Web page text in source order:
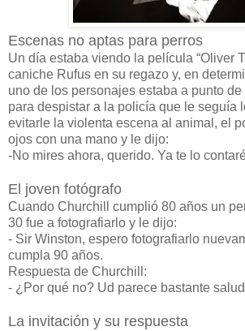
Escenas no aptas para perros
Un día estaba viendo la película “Oliver
caniche Rufus en su regazo y, en
uno de los personajes estaba a punto
para despistar a la policía que le seguía
evitarle la violenta escena al animal, el
ojos con una mano y le dijo:
-No mires ahora, querido. Ya te lo
El joven fotógrafo
Cuando Churchill cumplió 80 años un
30 fue a fotografiarlo y le dijo:
- Sir Winston, espero fotografiarlo
cumpla 90 años.
Respuesta de Churchill:
- ¿Por qué no? Ud parece bastante
La invitación y su respuesta